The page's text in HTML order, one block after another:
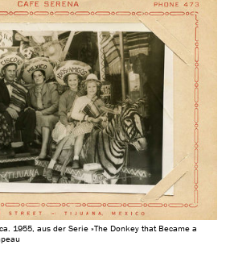
1955, aus der Serie »The Donkey that Became a